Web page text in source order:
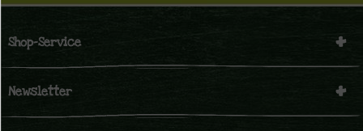
Shop-Service
Newsletter